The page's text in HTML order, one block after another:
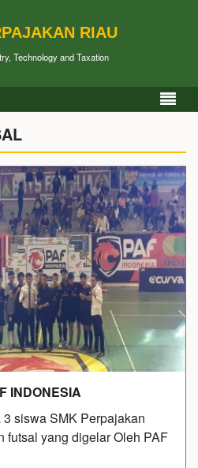
RIAU
Technology and Taxation
INDONESIA
siswa SMK Perpajakan
futsal yang digelar Oleh PAF